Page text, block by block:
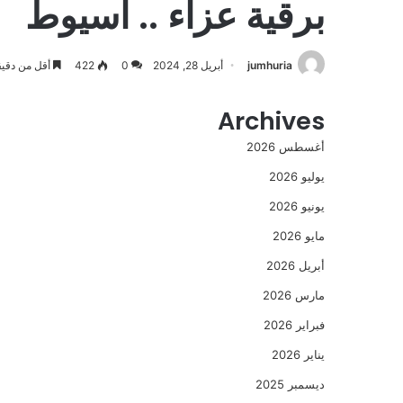
برقية عزاء .. اسيوط
jumhuria أبريل 28, 2024 0
422 أقل من
Archives
أغسطس 2026
يوليو 2026
يونيو 2026
مايو 2026
أبريل 2026
مارس 2026
فبراير 2026
يناير 2026
ديسمبر 2025